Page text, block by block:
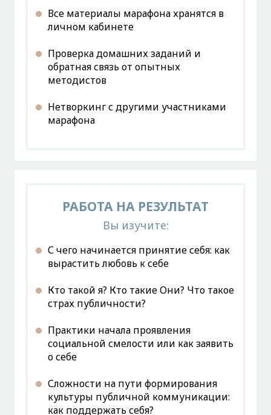
Все материалы марафона хранятся в
личном кабинете
Проверка домашних заданий и
обратная связь от опытных
методистов
Нетворкинг с другими участниками
марафона
РАБОТА НА РЕЗУЛЬТАТ
Вы изучите:
С чего начинается принятие себя: как
вырастить любовь к себе
Кто такой я? Кто такие Они? Что такое
страх публичности?
Практики начала проявления
социальной смелости или как заявить
о себе
Сложности на пути формирования
культуры публичной коммуникации:
как поддержать себя?